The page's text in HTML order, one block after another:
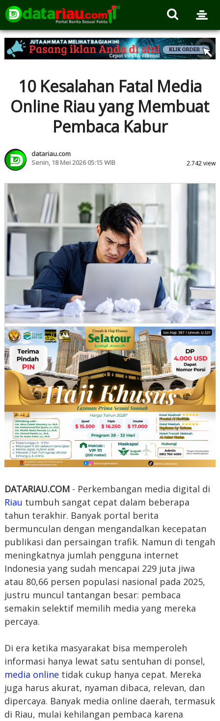
10 Kesalahan Fatal Media
Online Riau yang Membuat
Pembaca Kabur
datariau.com
Senin, 18 Mei 2026 05:15 WIB
2.742 view
DATARIAU.COM - Perkembangan media digital di
Riau tumbuh sangat cepat dalam beberapa
tahun terakhir. Banyak portal berita
bermunculan dengan mengandalkan kecepatan
publikasi dan persaingan trafik. Namun di tengah
meningkatnya jumlah pengguna internet
Indonesia yang sudah mencapai 229 juta jiwa
atau 80,66 persen populasi nasional pada 2025,
justru muncul tantangan besar: pembaca
semakin selektif memilih media yang mereka
percaya.
Di era ketika masyarakat bisa memperoleh
informasi hanya lewat satu sentuhan di ponsel,
media online tidak cukup hanya cepat. Mereka
juga harus akurat, nyaman dibaca, relevan, dan
dipercaya. Banyak media online daerah, termasuk
di Riau, mulai kehilangan pembaca karena